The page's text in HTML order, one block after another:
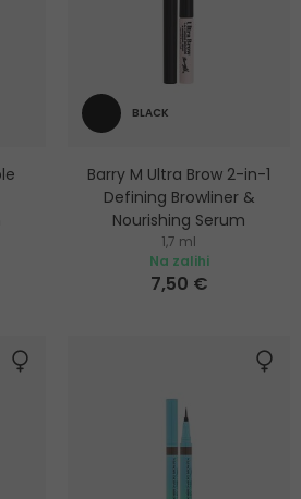
BLACK
Barry M Ultra Brow 2-in-1
Defining Browliner &
Nourishing Serum
Hranjiva tekuća linija za obrve
1,7 ml
Na zalihi
7,50 €